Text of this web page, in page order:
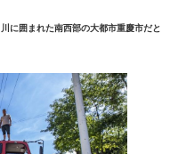
に囲まれた南西部の大都市重慶市だと